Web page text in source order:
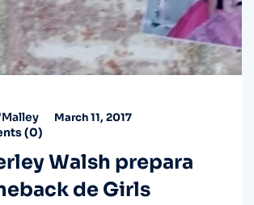
March 11, 2017
(0)
Walsh prepara
de Girls